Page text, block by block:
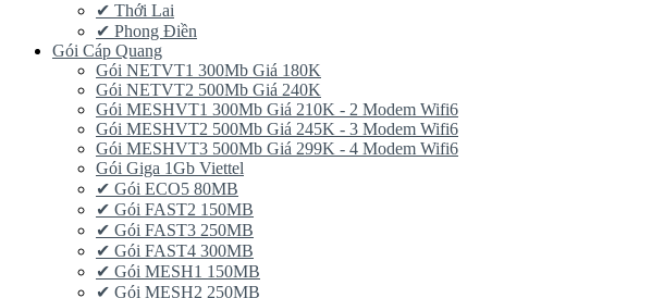
✔ Thới Lai
✔ Phong Điền
Gói Cáp Quang
Gói NETVT1 300Mb Giá 180K
Gói NETVT2 500Mb Giá 240K
Gói MESHVT1 300Mb Giá 210K - 2 Modem Wifi6
Gói MESHVT2 500Mb Giá 245K - 3 Modem Wifi6
Gói MESHVT3 500Mb Giá 299K - 4 Modem Wifi6
Gói Giga 1Gb Viettel
✔ Gói ECO5 80MB
✔ Gói FAST2 150MB
✔ Gói FAST3 250MB
✔ Gói FAST4 300MB
✔ Gói MESH1 150MB
✔ Gói MESH2 250MB